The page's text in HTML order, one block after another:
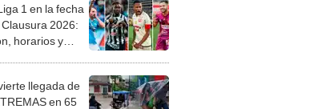
1 en la fecha
2026:
horarios y
llegada de
en 65